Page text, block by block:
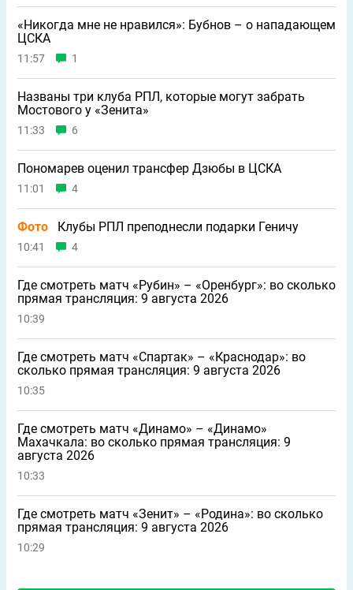
«Никогда мне не нравился»: Бубнов – о нападающем
ЦСКА
11:57 1
Названы три клуба РПЛ, которые могут забрать
Мостового у «Зенита»
11:33 6
Пономарев оценил трансфер Дзюбы в ЦСКА
11:01 4
Фото Клубы РПЛ преподнесли подарки Геничу
10:41 4
Где смотреть матч «Рубин» – «Оренбург»: во сколько
прямая трансляция: 9 августа 2026
10:39
Где смотреть матч «Спартак» – «Краснодар»: во
сколько прямая трансляция: 9 августа 2026
10:35
Где смотреть матч «Динамо» – «Динамо»
Махачкала: во сколько прямая трансляция: 9
августа 2026
10:33
Где смотреть матч «Зенит» – «Родина»: во сколько
прямая трансляция: 9 августа 2026
10:29